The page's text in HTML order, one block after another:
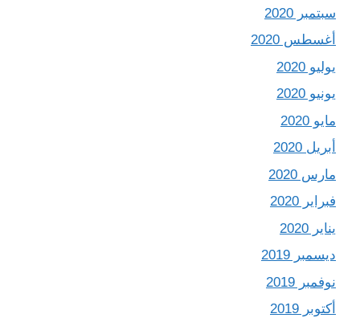
سبتمبر 2020
أغسطس 2020
يوليو 2020
يونيو 2020
مايو 2020
أبريل 2020
مارس 2020
فبراير 2020
يناير 2020
ديسمبر 2019
نوفمبر 2019
أكتوبر 2019